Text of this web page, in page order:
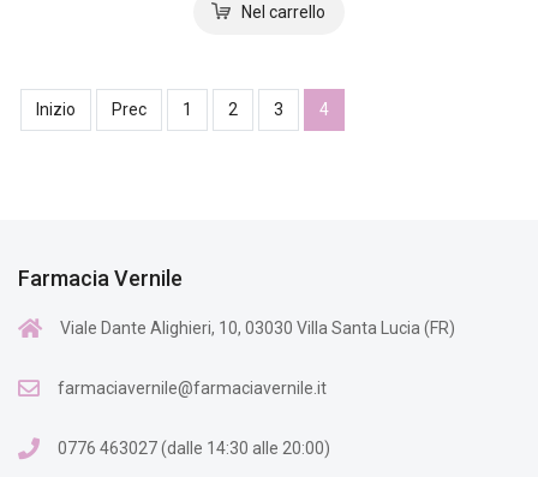
Inizio Prec 1 2 3 4
Farmacia Vernile
Viale Dante Alighieri, 10, 03030 Villa Santa Lucia (FR)
farmaciavernile@farmaciavernile.it
0776 463027 (dalle 14:30 alle 20:00)